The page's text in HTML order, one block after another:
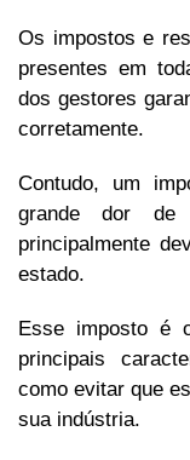
Os impostos e
presentes em
dos gestores
corretamente.
Contudo, um
grande dor de
principalmente
estado.
Esse imposto é
principais
como evitar que
sua indústria.